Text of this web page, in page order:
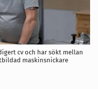
cv och har sökt mellan
maskinsnickare